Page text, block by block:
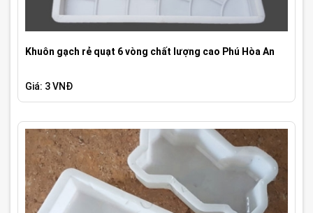
Khuôn gạch rẻ quạt 6 vòng chất lượng cao Phú Hòa An
Giá: 3 VNĐ